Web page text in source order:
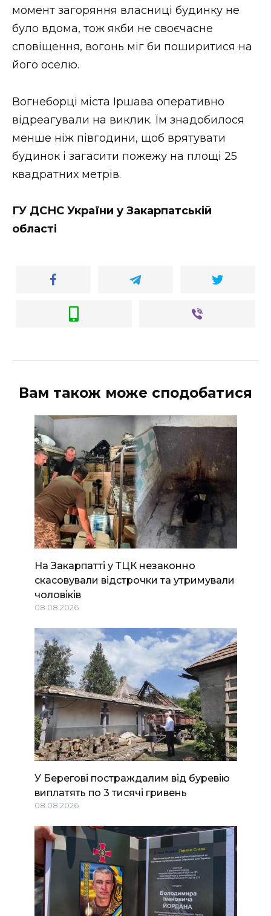
НОВИНИ ЗАХІДНОЇ УКРАЇНИ
ФОТО
ВІДЕО
момент загоряння власниці будинку не
було вдома, тож якби не своєчасне
сповіщення, вогонь міг би поширитися на
його оселю.
Вогнеборці міста Іршава оперативно
відреагували на виклик. Їм знадобилося
менше ніж півгодини, щоб врятувати
будинок і загасити пожежу на площі 25
квадратних метрів.
ГУ ДСНС України у Закарпатській
області
Вам також може сподобатися
На Закарпатті у ТЦК незаконно
скасовували відстрочки та утримували
чоловіків
08.08.2026
У Берегові постраждалим від буревію
виплатять по 3 тисячі гривень
08.08.2026